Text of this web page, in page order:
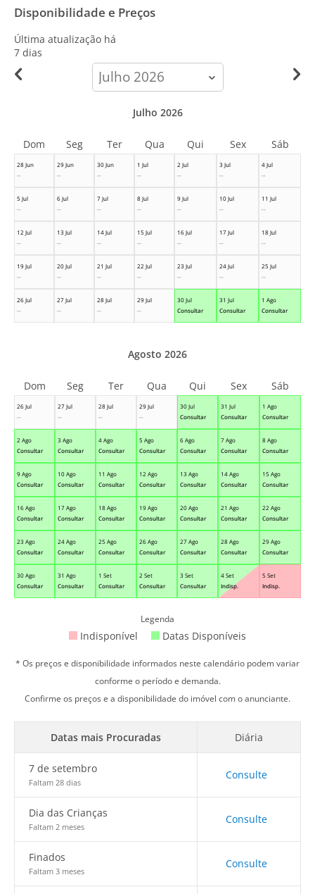
Disponibilidade e Preços
Última atualização há
7 dias
calendar-
month
28 Jun
--
29 Jun
--
30 Jun
--
1 Jul
--
2 Jul
--
3 Jul
--
4 Jul
--
5 Jul
--
6 Jul
--
7 Jul
--
8 Jul
--
9 Jul
--
10 Jul
--
11 Jul
--
12 Jul
--
13 Jul
--
14 Jul
--
15 Jul
--
16 Jul
--
17 Jul
--
18 Jul
--
19 Jul
--
20 Jul
--
21 Jul
--
22 Jul
--
23 Jul
--
24 Jul
--
25 Jul
--
26 Jul
--
27 Jul
--
28 Jul
--
29 Jul
--
30 Jul
Consultar
31 Jul
Consultar
1 Ago
Consultar
Julho 2026
Dom Seg Ter Qua Qui Sex Sáb
26 Jul
--
27 Jul
--
28 Jul
--
29 Jul
--
30 Jul
Consultar
31 Jul
Consultar
1 Ago
Consultar
2 Ago
Consultar
3 Ago
Consultar
4 Ago
Consultar
5 Ago
Consultar
6 Ago
Consultar
7 Ago
Consultar
8 Ago
Consultar
9 Ago
Consultar
10 Ago
Consultar
11 Ago
Consultar
12 Ago
Consultar
13 Ago
Consultar
14 Ago
Consultar
15 Ago
Consultar
16 Ago
Consultar
17 Ago
Consultar
18 Ago
Consultar
19 Ago
Consultar
20 Ago
Consultar
21 Ago
Consultar
22 Ago
Consultar
23 Ago
Consultar
24 Ago
Consultar
25 Ago
Consultar
26 Ago
Consultar
27 Ago
Consultar
28 Ago
Consultar
29 Ago
Consultar
30 Ago
Consultar
31 Ago
Consultar
1 Set
Consultar
2 Set
Consultar
3 Set
Consultar
4 Set
Indisp.
5 Set
Indisp.
Agosto 2026
Dom Seg Ter Qua Qui Sex Sáb
Legenda
Indisponível Datas Disponíveis
* Os preços e disponibilidade informados neste calendário podem variar
conforme o período e demanda.
Confirme os preços e a disponibilidade do imóvel com o anunciante.
Datas mais Procuradas Diária
7 de setembro
Faltam 28 dias
Consulte
Dia das Crianças
Faltam 2 meses
Consulte
Finados
Faltam 3 meses
Consulte